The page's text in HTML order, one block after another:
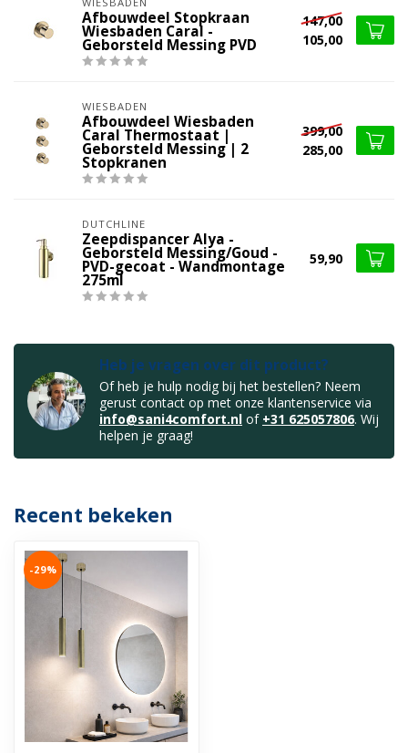
Afbouwdeel Stopkraan
Wiesbaden Caral -
Geborsteld Messing PVD
147,00
105,00
WIESBADEN
Afbouwdeel Wiesbaden
Caral Thermostaat |
Geborsteld Messing | 2
Stopkranen
399,00
285,00
DUTCHLINE
Zeepdispancer Alya -
Geborsteld Messing/Goud -
PVD-gecoat - Wandmontage
275ml
59,90
Heb je vragen over dit product?
Of heb je hulp nodig bij het bestellen? Neem
gerust contact op met onze klantenservice via
info@sani4comfort.nl of +31 625057806. Wij
helpen je graag!
Recent bekeken
-29%